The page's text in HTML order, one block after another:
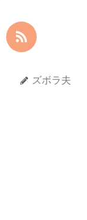
ズボラ夫